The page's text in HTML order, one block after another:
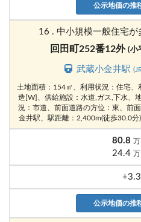
公示地価の推
16 . 中小規模一般住宅
回田町252番12外 (小
武蔵小金井駅
土地面積：154㎡、利用状況：住宅
造[W]、供給施設：水道,ガス,下水、
況：市道、前面道路の方位：東、前
金井駅、駅距離：2,400m(徒歩30.0
80.8
24.4
公示地価の推